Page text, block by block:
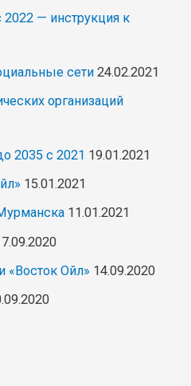
2022 — инструкция к
сети 24.02.2021
организаций
2035 с 2021 19.01.2021
15.01.2021
11.01.2021
«Восток Ойл» 14.09.2020